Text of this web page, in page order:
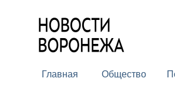
Главная Общество